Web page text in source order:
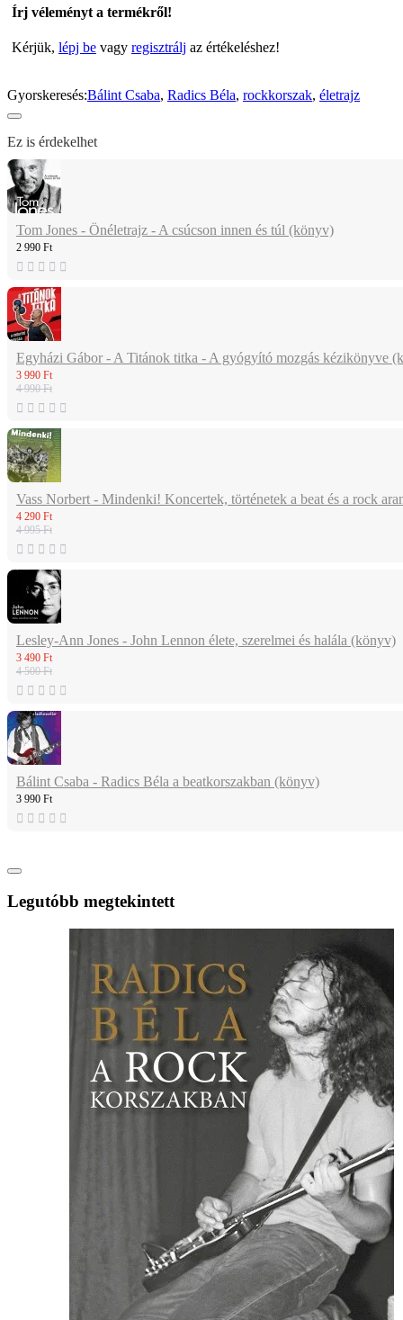
Írj véleményt a termékről!
Kérjük, lépj be vagy regisztrálj az értékeléshez!
Gyorskeresés:Bálint Csaba, Radics Béla, rockkorszak, életrajz
Ez is érdekelhet
Tom Jones - Önéletrajz - A csúcson innen és túl (könyv)
2 990 Ft
Egyházi Gábor - A Titánok titka - A gyógyító mozgás kézikönyve
3 990 Ft
4 990 Ft
Vass Norbert - Mindenki! Koncertek, történetek a beat és a rock
4 290 Ft
4 995 Ft
Lesley-Ann Jones - John Lennon élete, szerelmei és halála (könyv)
3 490 Ft
4 500 Ft
Bálint Csaba - Radics Béla a beatkorszakban (könyv)
3 990 Ft
Legutóbb megtekintett